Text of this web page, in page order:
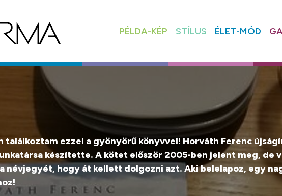
PÉLDA-KÉP STÍLUS ÉLET-MÓD
találkoztam ezzel a gyönyörű könyvvel! Horváth Ferenc
készítette. A kötet először 2005-ben jelent meg,
hogy át kellett dolgozni azt. Aki belelapoz, egy